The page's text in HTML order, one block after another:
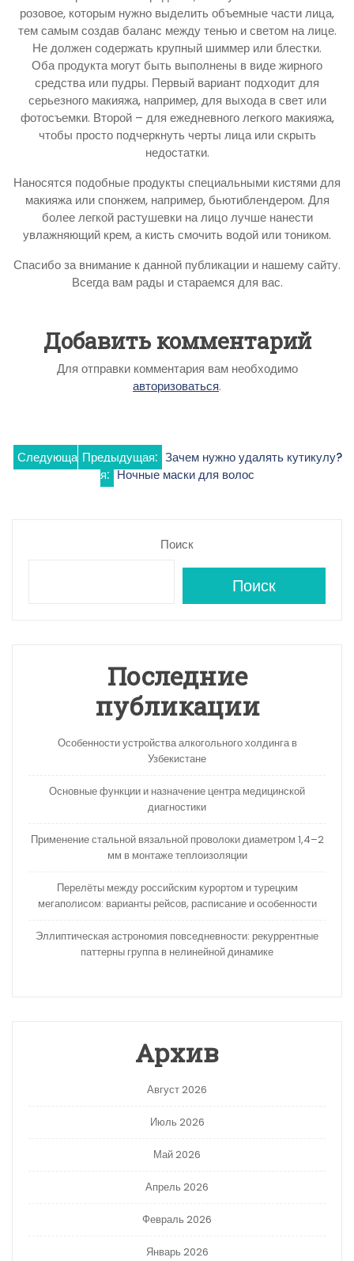
розовое, которым нужно выделить объемные части лица,
тем самым создав баланс между тенью и светом на лице.
Не должен содержать крупный шиммер или блестки.
Оба продукта могут быть выполнены в виде жирного
средства или пудры. Первый вариант подходит для
серьезного макияжа, например, для выхода в свет или
фотосъемки. Второй – для ежедневного легкого макияжа,
чтобы просто подчеркнуть черты лица или скрыть
недостатки.
Наносятся подобные продукты специальными кистями для
макияжа или спонжем, например, бьютиблендером. Для
более легкой растушевки на лицо лучше нанести
увлажняющий крем, а кисть смочить водой или тоником.
Спасибо за внимание к данной публикации и нашему сайту.
Всегда вам рады и стараемся для вас.
Добавить комментарий
Для отправки комментария вам необходимо
авторизоваться.
Навигация
Предыдущая: Зачем нужно удалять кутикулу?
Следующа
я: Ночные маски для волос
Поиск
Поиск
Последние
публикации
Особенности устройства алкогольного холдинга в
Узбекистане
Основные функции и назначение центра медицинской
диагностики
Применение стальной вязальной проволоки диаметром 1,4–2
мм в монтаже теплоизоляции
Перелёты между российским курортом и турецким
мегаполисом: варианты рейсов, расписание и особенности
Эллиптическая астрономия повседневности: рекуррентные
паттерны группа в нелинейной динамике
Архив
Август 2026
Июль 2026
Май 2026
Апрель 2026
Февраль 2026
Январь 2026